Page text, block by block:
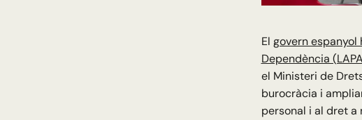
El govern espanyol
Dependència
el Ministeri de
burocràcia i
personal i al dret a